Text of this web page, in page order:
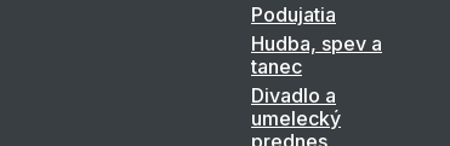
Podujatia
Hudba, spev a
tanec
Divadlo a
umelecký
prednes